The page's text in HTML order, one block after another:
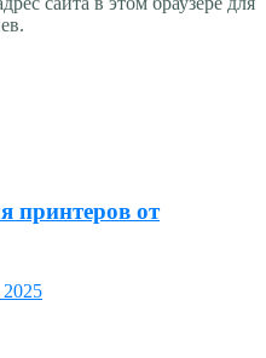
принтеров от